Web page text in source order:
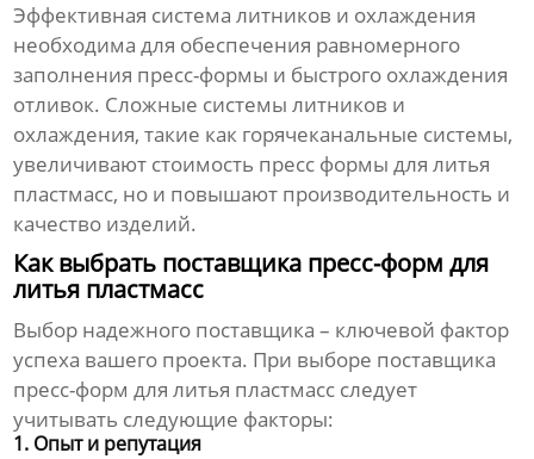
Эффективная система литников и охлаждения
необходима для обеспечения равномерного
заполнения пресс-формы и быстрого охлаждения
отливок. Сложные системы литников и
охлаждения, такие как горячеканальные системы,
увеличивают стоимость пресс формы для литья
пластмасс, но и повышают производительность и
качество изделий.
Как выбрать поставщика пресс-форм для
литья пластмасс
Выбор надежного поставщика – ключевой фактор
успеха вашего проекта. При выборе поставщика
пресс-форм для литья пластмасс следует
учитывать следующие факторы:
1. Опыт и репутация